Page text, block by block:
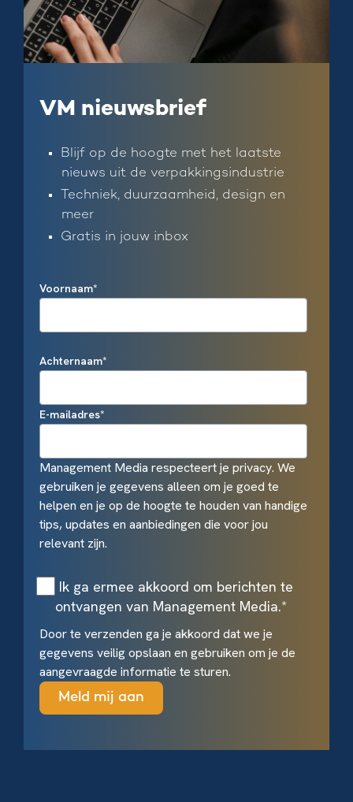
VM nieuwsbrief
Blijf op de hoogte met het laatste
nieuws uit de verpakkingsindustrie
Techniek, duurzaamheid, design en
meer
Gratis in jouw inbox
Voornaam*
Achternaam*
E-mailadres*
Management Media respecteert je privacy. We
gebruiken je gegevens alleen om je goed te
helpen en je op de hoogte te houden van handige
tips, updates en aanbiedingen die voor jou
relevant zijn.
Ik ga ermee akkoord om berichten te
ontvangen van Management Media.*
Door te verzenden ga je akkoord dat we je
gegevens veilig opslaan en gebruiken om je de
aangevraagde informatie te sturen.